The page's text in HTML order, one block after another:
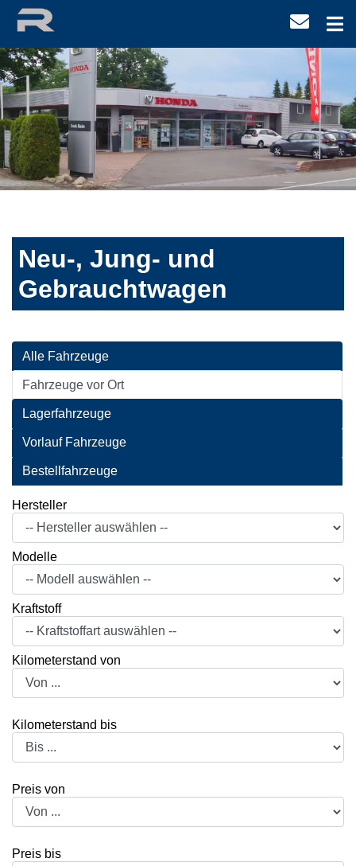
Neu-, Jung- und
Gebrauchtwagen
Alle Fahrzeuge
Fahrzeuge vor Ort
Lagerfahrzeuge
Vorlauf Fahrzeuge
Bestellfahrzeuge
Hersteller
Modelle
Kraftstoff
Kilometerstand von
Kilometerstand bis
Preis von
Preis bis